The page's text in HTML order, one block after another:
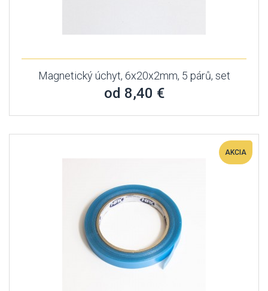
Magnetický úchyt, 6x20x2mm, 5 párů, set
od 8,40 €
AKCIA